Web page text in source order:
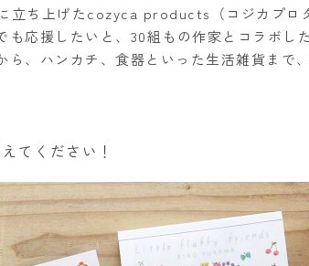
立ち上げたcozyca products（コジカプロ
も応援したいと、30組もの作家とコラボし
ら、ハンカチ、食器といった生活雑貨まで
てください！